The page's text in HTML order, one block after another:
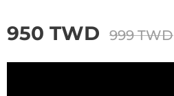
950 TWD 999TWD